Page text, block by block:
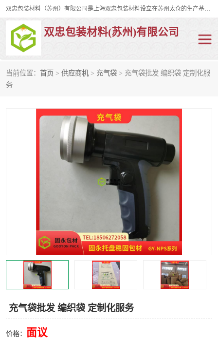
双忠包装材料（苏州）有限公司是上海双忠包装材料设立在苏州太仓的生产基地，占地约2万平米，产品主要有打孔缠绕膜，拉伸蜂窝纸，集装箱充气袋，滑托板，打包带，裹包网兜，防滑纸等箱体和托盘的运输和保护性包材。固永包材®，GooYon Pack®，是我们保护性包装材料的专属品牌。
双忠包装材料(苏州)有限公司
当前位置： 首页 > 供应商机 > 充气袋 > 充气袋批发 编织袋 定制化服
务
充气袋批发 编织袋 定制化服务
价格： 面议
裹包网兜 纤维打包带
充气袋
托盘裹包网兜